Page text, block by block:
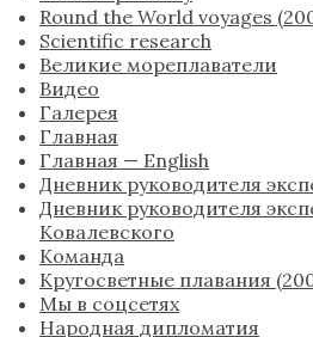
Round the World voyages
Scientific research
Великие мореплаватели
Видео
Галерея
Главная
Главная — English
Дневник руководителя
Дневник руководителя
Ковалевского
Команда
Кругосветные плавания
Мы в соцсетях
Народная дипломатия